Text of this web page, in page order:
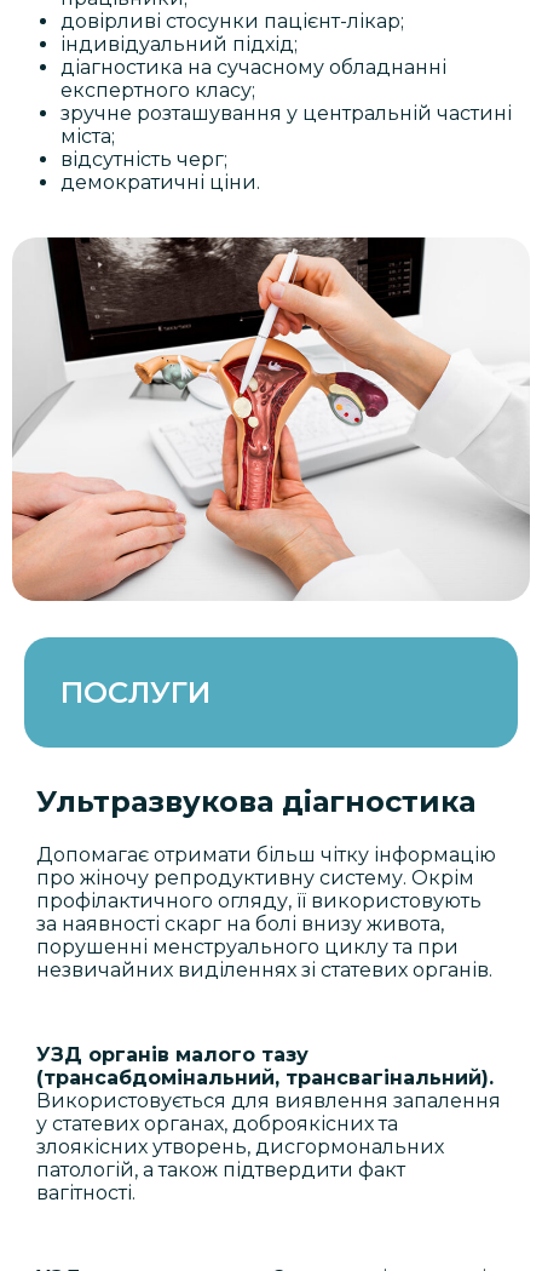
довірливі стосунки пацієнт-лікар;
індивідуальний підхід;
діагностика на сучасному обладнанні
експертного класу;
зручне розташування у центральній частині
міста;
відсутність черг;
демократичні ціни.
ПОСЛУГИ
Ультразвукова діагностика
Допомагає отримати більш чітку інформацію
про жіночу репродуктивну систему. Окрім
профілактичного огляду, її використовують
за наявності скарг на болі внизу живота,
порушенні менструального циклу та при
незвичайних виділеннях зі статевих органів.
УЗД органів малого тазу
(трансабдомінальний, трансвагінальний).
Використовується для виявлення запалення
у статевих органах, доброякісних та
злоякісних утворень, дисгормональних
патологій, а також підтвердити факт
вагітності.